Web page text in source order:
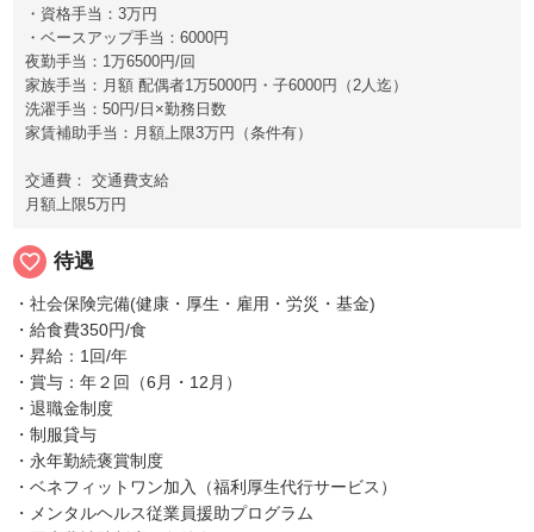
・資格手当：3万円
・ベースアップ手当：6000円
夜勤手当：1万6500円/回
家族手当：月額 配偶者1万5000円・子6000円（2人迄）
洗濯手当：50円/日×勤務日数
家賃補助手当：月額上限3万円（条件有）
交通費： 交通費支給
月額上限5万円
favorite_border 待遇
・社会保険完備(健康・厚生・雇用・労災・基金)
・給食費350円/食
・昇給：1回/年
・賞与：年２回（6月・12月）
・退職金制度
・制服貸与
・永年勤続褒賞制度
・ベネフィットワン加入（福利厚生代行サービス）
・メンタルヘルス従業員援助プログラム